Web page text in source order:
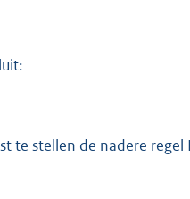
te stellen de nadere regel